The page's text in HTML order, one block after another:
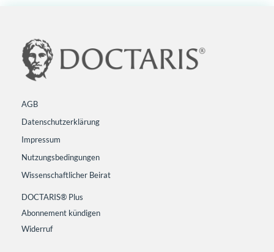
AGB
Datenschutzerklärung
Impressum
Nutzungsbedingungen
Wissenschaftlicher Beirat
DOCTARIS® Plus
Abonnement kündigen
Widerruf